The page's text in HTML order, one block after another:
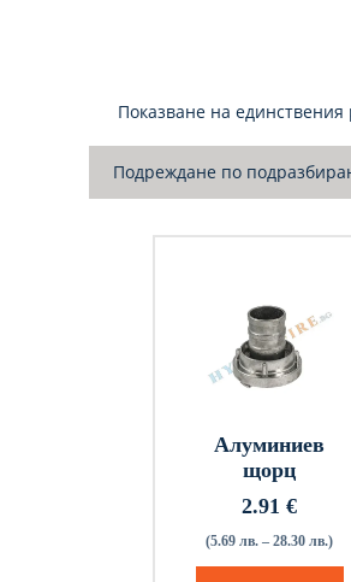
Показване на единствения
Алуминиев
щорц
2.91 €
(5.69 лв. – 28.30 лв.)